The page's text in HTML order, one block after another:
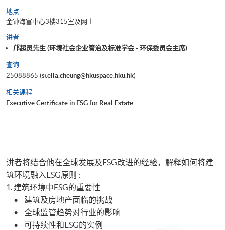
地点
金钟海富中心3楼315室及网上
讲者
邝超灵先生 (环境社会企业管治及标准学会 - 环保委员会主席)
查询
25088865 (stella.cheung@hkuspace.hku.hk)
相关课程
Executive Certificate in ESG for Real Estate
讲者将结合他在全球发展及ESG改进的经验，解释如何将建
筑环境融入ESG原则 :
1. 建筑环境中ESG的重要性
• 建筑及房地产面临的挑战
• 全球监管趋势对行业的影响
• 可持续性和ESG的实例